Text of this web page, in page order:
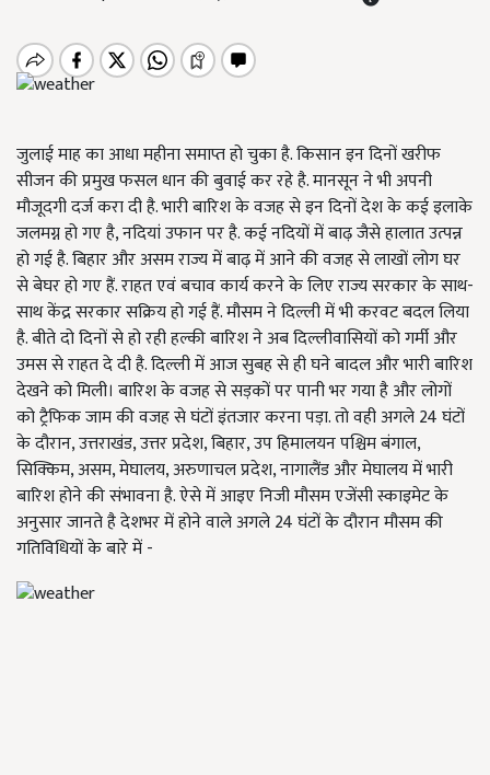
जुलाई माह का आधा महीना समाप्त हो चुका है. किसान इन दिनों खरीफ
सीजन की प्रमुख फसल धान की बुवाई कर रहे है. मानसून ने भी अपनी
मौजूदगी दर्ज करा दी है. भारी बारिश के वजह से इन दिनों देश के कई इलाके
जलमग्न हो गए है, नदियां उफान पर है. कई नदियों में बाढ़ जैसे हालात उत्पन्न
हो गई है. बिहार और असम राज्य में बाढ़ में आने की वजह से लाखों लोग घर
से बेघर हो गए हैं. राहत एवं बचाव कार्य करने के लिए राज्य सरकार के साथ-
साथ केंद्र सरकार सक्रिय हो गई हैं. मौसम ने दिल्ली में भी करवट बदल लिया
है. बीते दो दिनों से हो रही हल्की बारिश ने अब दिल्लीवासियों को गर्मी और
उमस से राहत दे दी है. दिल्ली में आज सुबह से ही घने बादल और भारी बारिश
देखने को मिली। बारिश के वजह से सड़कों पर पानी भर गया है और लोगों
को ट्रैफिक जाम की वजह से घंटों इंतजार करना पड़ा. तो वही अगले 24 घंटों
के दौरान, उत्तराखंड, उत्तर प्रदेश, बिहार, उप हिमालयन पश्चिम बंगाल,
सिक्किम, असम, मेघालय, अरुणाचल प्रदेश, नागालैंड और मेघालय में भारी
बारिश होने की संभावना है. ऐसे में आइए निजी मौसम एजेंसी स्काइमेट के
अनुसार जानते है देशभर में होने वाले अगले 24 घंटों के दौरान मौसम की
गतिविधियों के बारे में -